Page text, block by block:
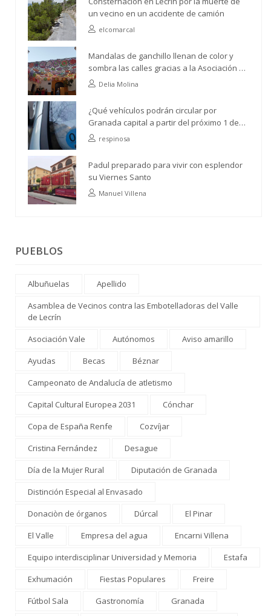
un vecino en un accidente de camión
elcomarcal
Mandalas de ganchillo llenan de color y
sombra las calles gracias a la Asociación de
Vecinos Río Ízbor
Delia Molina
¿Qué vehículos podrán circular por
Granada capital a partir del próximo 1 de
abril?respinosa
Padul preparado para vivir con esplendor
su Viernes Santo
Manuel Villena
PUEBLOS
Albuñuelas
Apellido
Asamblea de Vecinos contra las Embotelladoras del Valle
de Lecrín
Asociación Vale
Autónomos
Aviso amarillo
Ayudas
Becas
Béznar
Campeonato de Andalucía de atletismo
Capital Cultural Europea 2031
Cónchar
Copa de España Renfe
Cozvíjar
Cristina Fernández
Desague
Día de la Mujer Rural
Diputación de Granada
Distinción Especial al Envasado
Donaciòn de órganos
Dúrcal
El Pinar
El Valle
Empresa del agua
Encarni Villena
Equipo interdisciplinar Universidad y Memoria
Estafa
Exhumación
Fiestas Populares
Freire
Fútbol Sala
Gastronomía
Granada